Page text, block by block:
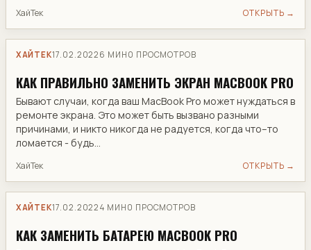
ХайТек ОТКРЫТЬ →
ХАЙТЕК17.02.2022 6 МИН 0 ПРОСМОТРОВ
​КАК ПРАВИЛЬНО ЗАМЕНИТЬ ЭКРАН MACBOOK PRO
Бывают случаи, когда ваш MacBook Pro может нуждаться в
ремонте экрана. Это может быть вызвано разными
причинами, и никто никогда не радуется, когда что–то
ломается - будь...
ХайТек ОТКРЫТЬ →
ХАЙТЕК17.02.2022 4 МИН 0 ПРОСМОТРОВ
​КАК ЗАМЕНИТЬ БАТАРЕЮ MACBOOK PRO